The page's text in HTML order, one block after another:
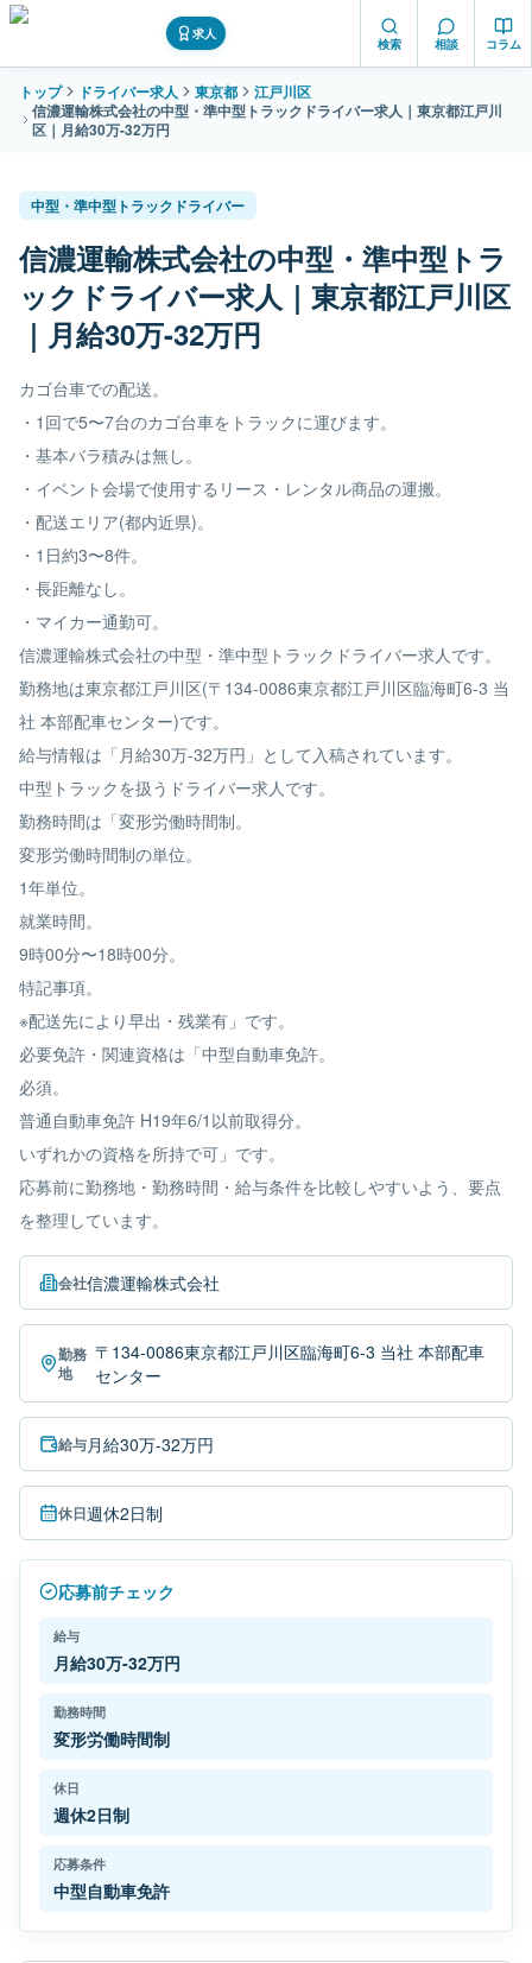
求人
検索 相談 コラム
トップ ドライバー求人 東京都
江戸川区
信濃運輸株式会社の中型・準中型トラックドライバー求人｜東京都江戸川
区｜月給30万-32万円
中型・準中型トラックドライバー
信濃運輸株式会社の中型・準中型トラ
ックドライバー求人｜東京都江戸川区
｜月給30万-32万円
カゴ台車での配送。
・1回で5〜7台のカゴ台車をトラックに運びます。
・基本バラ積みは無し。
・イベント会場で使用するリース・レンタル商品の運搬。
・配送エリア(都内近県)。
・1日約3〜8件。
・長距離なし。
・マイカー通勤可。
信濃運輸株式会社の中型・準中型トラックドライバー求人です。
勤務地は東京都江戸川区(〒134-0086東京都江戸川区臨海町6-3 当
社 本部配車センター)です。
給与情報は「月給30万-32万円」として入稿されています。
中型トラックを扱うドライバー求人です。
勤務時間は「変形労働時間制。
変形労働時間制の単位。
1年単位。
就業時間。
9時00分〜18時00分。
特記事項。
※配送先により早出・残業有」です。
必要免許・関連資格は「中型自動車免許。
必須。
普通自動車免許 H19年6/1以前取得分。
いずれかの資格を所持で可」です。
応募前に勤務地・勤務時間・給与条件を比較しやすいよう、要点
を整理しています。
会社信濃運輸株式会社
勤務
地
〒134-0086東京都江戸川区臨海町6-3 当社 本部配車
センター
給与月給30万-32万円
休日週休2日制
応募前チェック
給与
月給30万-32万円
勤務時間
変形労働時間制
休日
週休2日制
応募条件
中型自動車免許